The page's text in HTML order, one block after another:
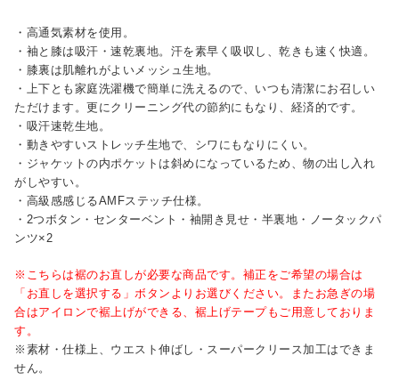
・高通気素材を使用。
・袖と膝は吸汗・速乾裏地。汗を素早く吸収し、乾きも速く快適。
・膝裏は肌離れがよいメッシュ生地。
・上下とも家庭洗濯機で簡単に洗えるので、いつも清潔にお召しい
ただけます。更にクリーニング代の節約にもなり、経済的です。
・吸汗速乾生地。
・動きやすいストレッチ生地で、シワにもなりにくい。
・ジャケットの内ポケットは斜めになっているため、物の出し入れ
がしやすい。
・高級感感じるAMFステッチ仕様。
・2つボタン・センターベント・袖開き見せ・半裏地・ノータックパ
ンツ×2
※こちらは裾のお直しが必要な商品です。補正をご希望の場合は
「お直しを選択する」ボタンよりお選びください。またお急ぎの場
合はアイロンで裾上げができる、裾上げテープもご用意しておりま
す。
※素材・仕様上、ウエスト伸ばし・スーパークリース加工はできま
せん。